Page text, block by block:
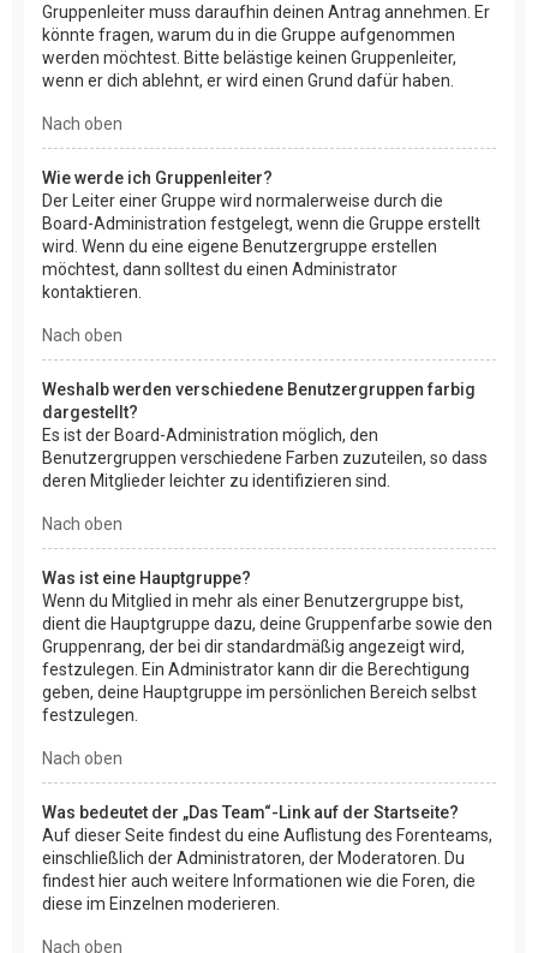
Gruppenleiter muss daraufhin deinen Antrag annehmen. Er
könnte fragen, warum du in die Gruppe aufgenommen
werden möchtest. Bitte belästige keinen Gruppenleiter,
wenn er dich ablehnt, er wird einen Grund dafür haben.
Nach oben
Wie werde ich Gruppenleiter?
Der Leiter einer Gruppe wird normalerweise durch die
Board-Administration festgelegt, wenn die Gruppe erstellt
wird. Wenn du eine eigene Benutzergruppe erstellen
möchtest, dann solltest du einen Administrator
kontaktieren.
Nach oben
Weshalb werden verschiedene Benutzergruppen farbig
dargestellt?
Es ist der Board-Administration möglich, den
Benutzergruppen verschiedene Farben zuzuteilen, so dass
deren Mitglieder leichter zu identifizieren sind.
Nach oben
Was ist eine Hauptgruppe?
Wenn du Mitglied in mehr als einer Benutzergruppe bist,
dient die Hauptgruppe dazu, deine Gruppenfarbe sowie den
Gruppenrang, der bei dir standardmäßig angezeigt wird,
festzulegen. Ein Administrator kann dir die Berechtigung
geben, deine Hauptgruppe im persönlichen Bereich selbst
festzulegen.
Nach oben
Was bedeutet der „Das Team“-Link auf der Startseite?
Auf dieser Seite findest du eine Auflistung des Forenteams,
einschließlich der Administratoren, der Moderatoren. Du
findest hier auch weitere Informationen wie die Foren, die
diese im Einzelnen moderieren.
Nach oben